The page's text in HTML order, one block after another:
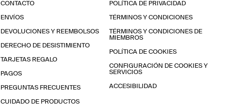
CONTACTO
ENVÍOS
DEVOLUCIONES Y REEMBOLSOS
DERECHO DE DESISTIMIENTO
TARJETAS REGALO
PAGOS
PREGUNTAS FRECUENTES
CUIDADO DE PRODUCTOS
POLÍTICA DE PRIVACIDAD
TÉRMINOS Y CONDICIONES
TÉRMINOS Y CONDICIONES DE
MIEMBROS
POLÍTICA DE COOKIES
CONFIGURACIÓN DE COOKIES Y
SERVICIOS
ACCESIBILIDAD